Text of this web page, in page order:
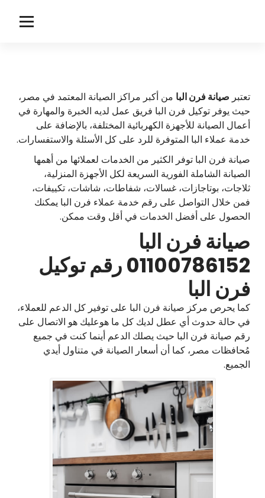
ا
توكيل صيانة البا
تعتبر صيانة فرنالبامن أكبر مراكز الصيانة المعتمد في مصر،
حيث يوفر توكيل فرن البا فريق عمل لديه الخبرة والمهارة في
أعمال الصيانة للأجهزة الكهربائية المختلفة، بالإضافة على
خدمة عملاء البا المتوفرة للرد على كل الأسئلة والاستفسارات.
صيانة فرن البا توفر الكثير من الخدمات لعملائها من أهمها
الصيانة الشاملة الفورية السريعة لكل الأجهزة المنزلية،
ثلاجات، بوتاجازات، غسالات، شفاطات، شاشات، تكييفات،
فمن خلال التواصل على رقم خدمة عملاء فرن البا يمكنك
الحصول على أفضل الخدمات في أقل وقت ممكن.
صيانة فرن البا
01100786152 رقم توكيل
فرن البا
كما يحرص مركز صيانة فرن البا على توفير كل الدعم للعملاء،
في حالة حدوث أي عطل لديك كل ما هوعليك هو الاتصال على
رقم صيانة فرن البا حيث يصلك الدعم أينما كنت في جميع
مُحافظات مصر، كما أن أسعار الصيانة في متناول أيدي
الجميع.